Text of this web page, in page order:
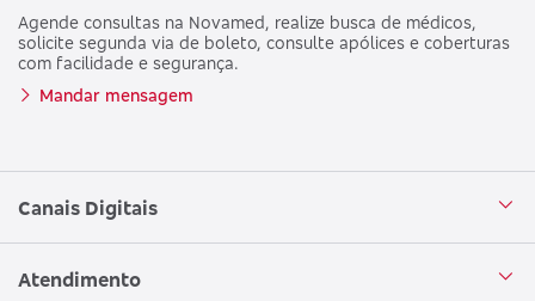
Agende consultas na Novamed, realize busca de médicos,
solicite segunda via de boleto, consulte apólices e coberturas
com facilidade e segurança.
Mandar mensagem
Canais Digitais
Aplicativo Bradesco Seguros
Atendimento